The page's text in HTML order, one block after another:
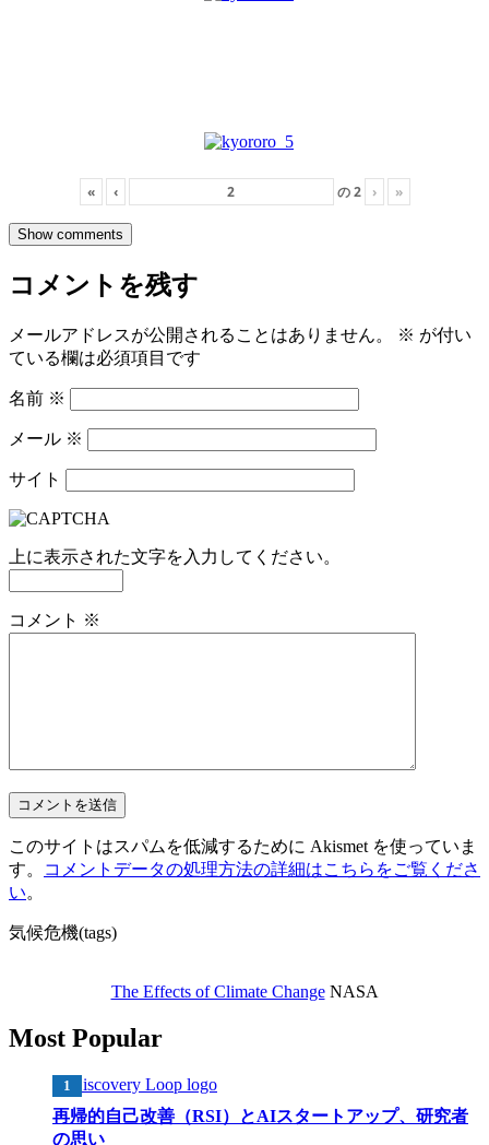
« ‹ の2 › »
Show comments
コメントを残す
メールアドレスが公開されることはありません。 ※ が付い
ている欄は必須項目です
名前 ※
メール ※
サイト
上に表示された文字を入力してください。
コメント ※
このサイトはスパムを低減するために Akismet を使っていま
す。
コメントデータの処理方法の詳細はこちらをご覧くださ
い。
気候危機(tags)
The Effects of Climate ChangeNASA
Most Popular
再帰的自己改善（RSI）とAIスタートアップ、研究者
の思い